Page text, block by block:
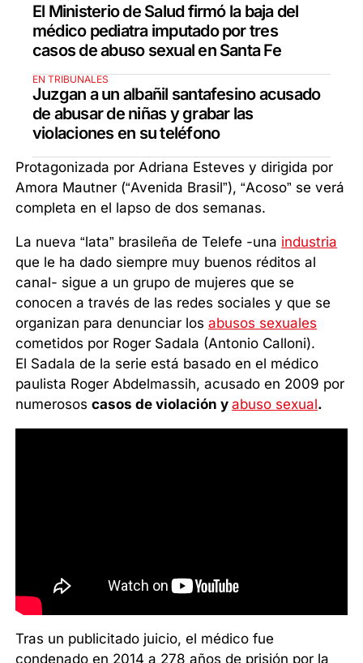
El Ministerio de Salud firmó la baja del
médico pediatra imputado por tres
casos de abuso sexual en Santa Fe
EN TRIBUNALES
Juzgan a un albañil santafesino acusado
de abusar de niñas y grabar las
violaciones en su teléfono
Protagonizada por Adriana Esteves y dirigida por
Amora Mautner (“Avenida Brasil”), “Acoso” se verá
completa en el lapso de dos semanas.
La nueva “lata” brasileña de Telefe -una industria
que le ha dado siempre muy buenos réditos al
canal- sigue a un grupo de mujeres que se
conocen a través de las redes sociales y que se
organizan para denunciar losabusos sexuales
cometidos por Roger Sadala (Antonio Calloni).
El Sadala de la serie está basado en el médico
paulista Roger Abdelmassih, acusado en 2009 por
numerososcasos de violación yabuso sexual.
Tras un publicitado juicio, el médico fue
condenado en 2014 a 278 años de prisión por la